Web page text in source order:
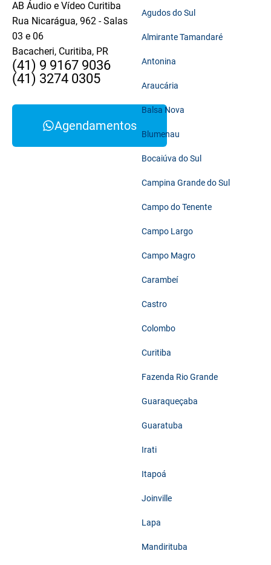
AB Áudio e Vídeo Curitiba
Rua Nicarágua, 962 - Salas
03 e 06
Bacacheri, Curitiba, PR
(41) 9 9167 9036
(41) 3274 0305
Agendamentos
Agudos do Sul
Almirante Tamandaré
Antonina
Araucária
Balsa Nova
Blumenau
Bocaiúva do Sul
Campina Grande do Sul
Campo do Tenente
Campo Largo
Campo Magro
Carambeí
Castro
Colombo
Curitiba
Fazenda Rio Grande
Guaraqueçaba
Guaratuba
Irati
Itapoá
Joinville
Lapa
Mandirituba